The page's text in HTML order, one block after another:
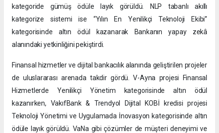
kategoride gümüş ödüle layık görüldü. NLP tabanlı akıllı
kategorize sistemi ise “Yılın En Yenilikçi Teknoloji Ekibi”
kategorisinde altın ödül kazanarak Bankanın yapay zekâ
alanındaki yetkinliğini pekiştirdi.
Finansal hizmetler ve dijital bankacılık alanında geliştirilen projeler
de uluslararası arenada takdir gördü. V-Ayna projesi Finansal
Hizmetlerde Yenilikçi Yönetim kategorisinde altın ödül
kazanırken, VakıfBank & Trendyol Dijital KOBİ kredisi projesi
Teknoloji Yönetimi ve Uygulamada İnovasyon kategorisinde altın
ödüle layık görüldü. VaNa gibi çözümler de müşteri deneyimi ve